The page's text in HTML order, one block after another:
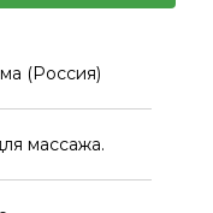
(Россия)
массажа.